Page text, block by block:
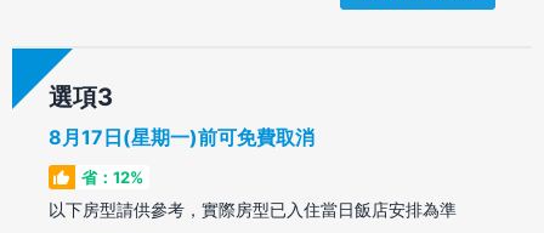
選項
8月17日(星期一)前可免費取消
省：12%
以下房型請供參考，實際房型已入住當日飯店安排為準